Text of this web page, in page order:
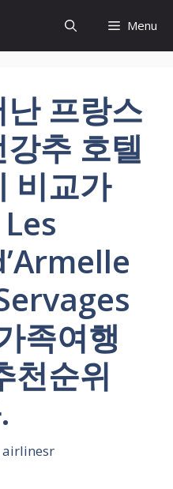
Menu
프랑스
추 호텔
비교가
족여행
천순위
airlinesr